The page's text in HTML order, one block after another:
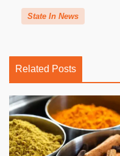
State In News
Related Posts